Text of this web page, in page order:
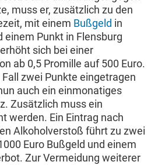
muss er, zusätzlich zu den
mit einem Bußgeld in
einem Punkt in Flensburg
sich bei einer
ab 0,5 Promille auf 500 Euro.
zwei Punkte eingetragen
auch ein einmonatiges
Zusätzlich muss ein
werden. Ein Eintrag nach
Alkoholverstoß führt zu zwei
Euro Bußgeld und einem
Zur Vermeidung weiterer